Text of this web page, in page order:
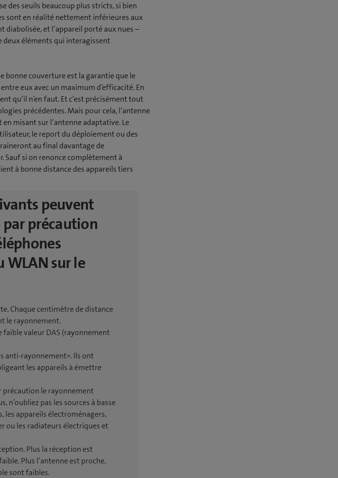
des seuils beaucoup plus stricts, si bien
sont en réalité nettement inférieures aux
diabolisée, et l’appareil porté aux nues –
éléments qui interagissent
bonne couverture est la garantie que le
eux avec un maximum d’efficacité. En
qu’il n’en faut. Et c’est précisément tout
précédentes. Mais pour cela, l’antenne
misant sur l’antenne adaptative. Le
le report du déploiement ou des
au final davantage de
Sauf si on renonce complètement à
à bonne distance des appareils tiers
peuvent
précaution
WLAN sur le
Chaque centimètre de distance
le rayonnement.
faible valeur DAS (rayonnement
anti-rayonnement». Ils ont
les appareils à émettre
précaution le rayonnement
n’oubliez pas les sources à basse
les appareils électroménagers,
ou les radiateurs électriques et
Plus la réception est
Plus l’antenne est proche,
sont faibles.